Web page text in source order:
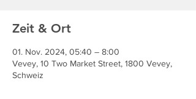
Zeit & Ort
01. Nov. 2024, 05:40 – 8:00
Vevey, 10 Two Market Street, 1800 Vevey,
Schweiz